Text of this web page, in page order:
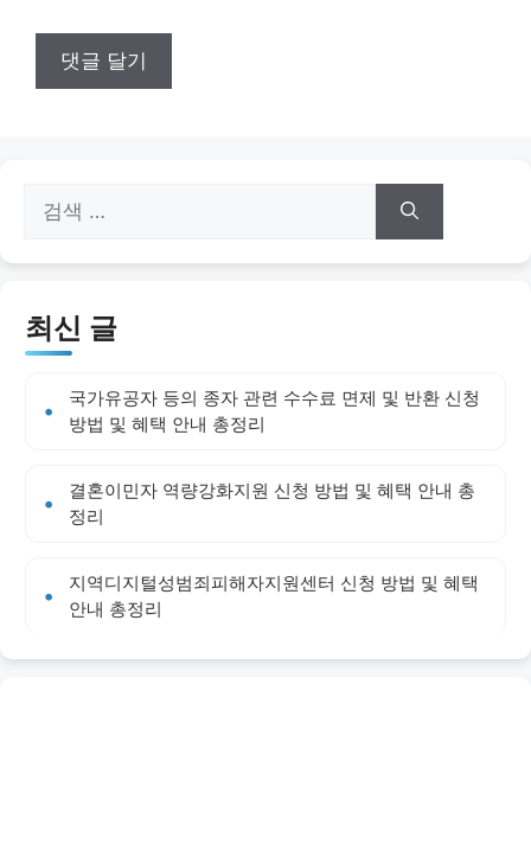
색:
최신 글
국가유공자 등의 종자 관련 수수료 면제 및 반환 신청
방법 및 혜택 안내 총정리
결혼이민자 역량강화지원 신청 방법 및 혜택 안내 총
정리
지역디지털성범죄피해자지원센터 신청 방법 및 혜택
안내 총정리